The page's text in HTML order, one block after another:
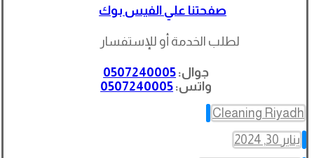
صفحتنا علي الفيس بوك
لطلب الخدمة أو للإستفسار
جوال: 0507240005
واتس: 0507240005
Cleaning Riyadh
يناير 30, 2024